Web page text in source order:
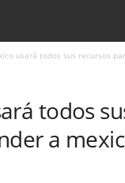
usará todos sus recursos
todos
a